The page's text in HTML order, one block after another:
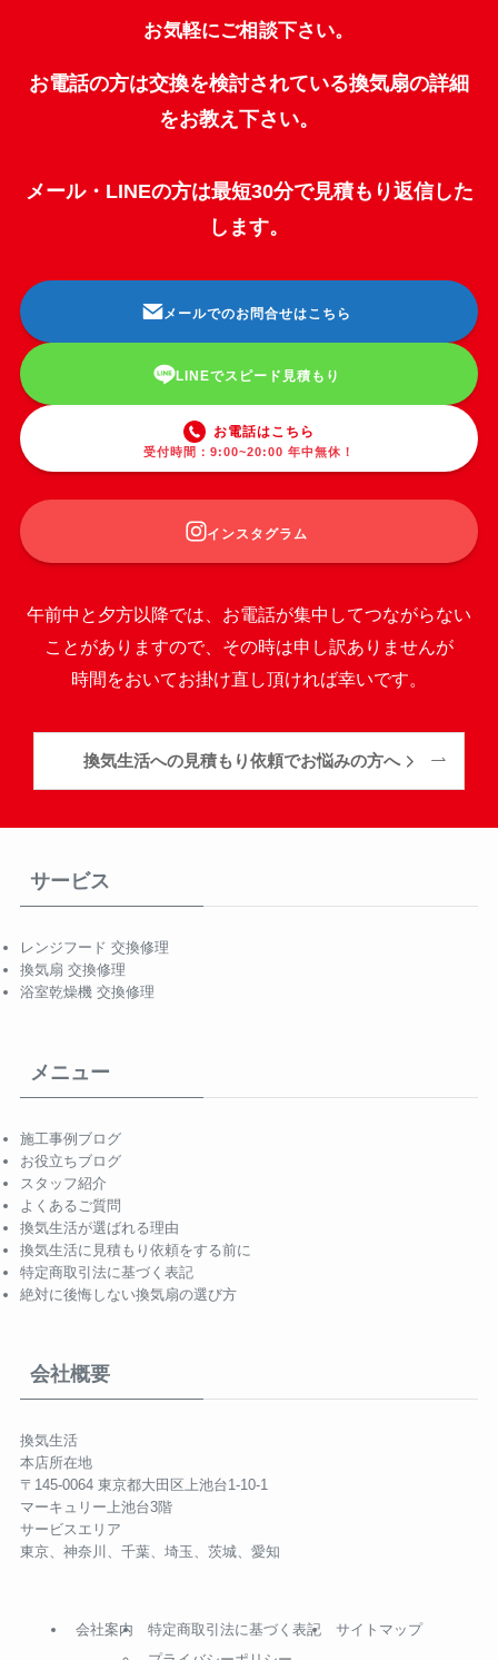
お気軽にご相談下さい。
お電話の方は交換を検討されている換気扇の詳細
をお教え下さい。
メール・LINEの方は最短30分で見積もり返信した
します。
メールでのお問合せはこちら
LINEでスピード見積もり
お電話はこちら
受付時間：9:00~20:00 年中無休！
インスタグラム
午前中と夕方以降では、お電話が集中してつながらない
ことがありますので、その時は申し訳ありませんが
時間をおいてお掛け直し頂ければ幸いです。
換気生活への見積もり依頼でお悩みの方へ
サービス
レンジフード 交換修理
換気扇 交換修理
浴室乾燥機 交換修理
メニュー
施工事例ブログ
お役立ちブログ
スタッフ紹介
よくあるご質問
換気生活が選ばれる理由
換気生活に見積もり依頼をする前に
特定商取引法に基づく表記
絶対に後悔しない換気扇の選び方
会社概要
換気生活
本店所在地
〒145-0064 東京都大田区上池台1-10-1
マーキュリー上池台3階
サービスエリア
東京、神奈川、千葉、埼玉、茨城、愛知
会社案内
特定商取引法に基づく表記
サイトマップ